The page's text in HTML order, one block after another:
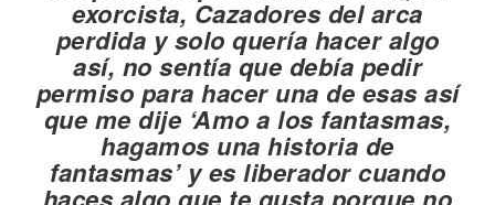
exorcista, Cazadores del arca
perdida y solo quería hacer algo
así, no sentía que debía pedir
permiso para hacer una de esas así
que me dije ‘Amo a los fantasmas,
hagamos una historia de
fantasmas’ y es liberador cuando
haces algo que te gusta porque no